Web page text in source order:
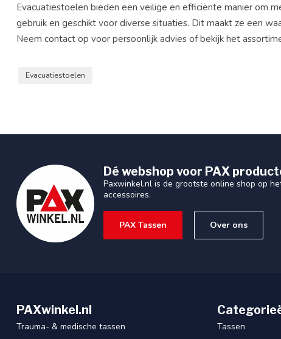
Evacuatiestoelen bieden een veilige en efficiënte manier om
gebruik en geschikt voor diverse situaties. Dit maakt ze een
Neem contact op voor persoonlijk advies of bekijk het
Evacuatiestoelen
Dé webshop voor PAX
Paxwinkel.nl is de grootste online shop op
accessoires.
PAX Tassen Over ons
PAXwinkel.nl
Trauma- & medische tassen
Tassen